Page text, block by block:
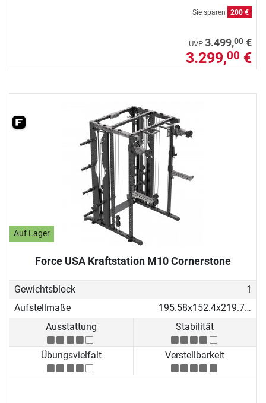
Sie sparen 200 €
UVP 3.499,00 €
3.299,00 €
Auf Lager
Force USA Kraftstation M10 Cornerstone
Gewichtsblock
1
Aufstellmaße
195.58x152.4x219.71 cm
Ausstattung
Stabilität
Übungsvielfalt Verstellbarkeit